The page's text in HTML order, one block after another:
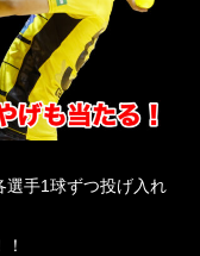
選手1球ずつ投げ入れ